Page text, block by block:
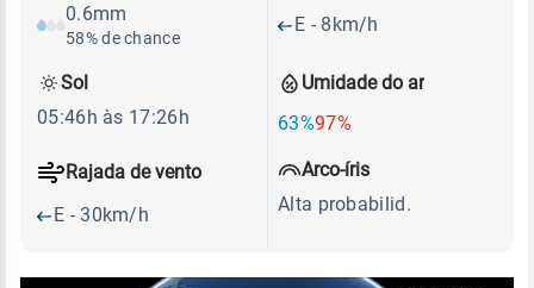
0.6mm
58% de chance
Umidade do ar
63%97%
E - 8km/h
Rajada de vento
E - 30km/h
Sol
05:46h às 17:26h
Arco-íris
Alta probabilid.